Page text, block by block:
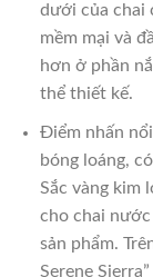
dưới của chai
mềm mại và
hơn ở phần
thể thiết kế.
Điểm nhấn
bóng loáng,
Sắc vàng kim
cho chai nước
sản phẩm.
Serene